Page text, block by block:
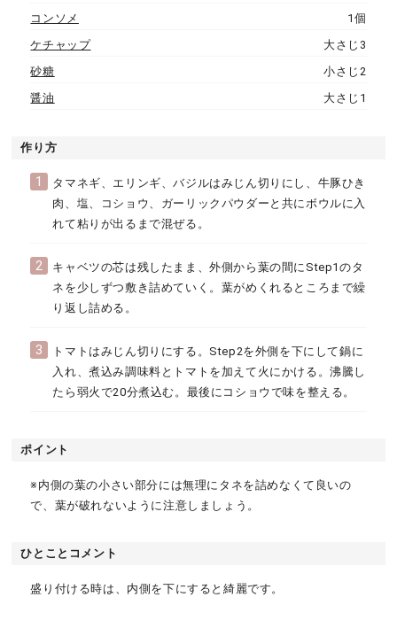
コンソメ
1個
ケチャップ
大さじ3
砂糖
小さじ2
醤油
大さじ1
作り方
1
タマネギ、エリンギ、バジルはみじん切りにし、牛豚ひき
肉、塩、コショウ、ガーリックパウダーと共にボウルに入
れて粘りが出るまで混ぜる。
2
キャベツの芯は残したまま、外側から葉の間にStep1のタ
ネを少しずつ敷き詰めていく。葉がめくれるところまで繰
り返し詰める。
3
トマトはみじん切りにする。Step2を外側を下にして鍋に
入れ、煮込み調味料とトマトを加えて火にかける。沸騰し
たら弱火で20分煮込む。最後にコショウで味を整える。
ポイント
※内側の葉の小さい部分には無理にタネを詰めなくて良いの
で、葉が破れないように注意しましょう。
ひとことコメント
盛り付ける時は、内側を下にすると綺麗です。